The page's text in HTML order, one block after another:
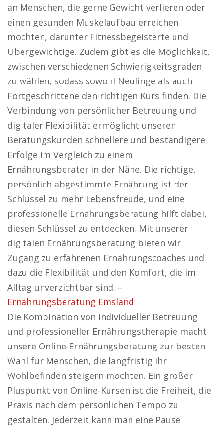
an Menschen, die gerne Gewicht verlieren oder
einen gesunden Muskelaufbau erreichen
möchten, darunter Fitnessbegeisterte und
Übergewichtige. Zudem gibt es die Möglichkeit,
zwischen verschiedenen Schwierigkeitsgraden
zu wählen, sodass sowohl Neulinge als auch
Fortgeschrittene den richtigen Kurs finden. Die
Verbindung von persönlicher Betreuung und
digitaler Flexibilität ermöglicht unseren
Beratungskunden schnellere und beständigere
Erfolge im Vergleich zu einem
Ernährungsberater in der Nähe. Die richtige,
persönlich abgestimmte Ernährung ist der
Schlüssel zu mehr Lebensfreude, und eine
professionelle Ernährungsberatung hilft dabei,
diesen Schlüssel zu entdecken. Mit unserer
digitalen Ernährungsberatung bieten wir
Zugang zu erfahrenen Ernährungscoaches und
dazu die Flexibilität und den Komfort, die im
Alltag unverzichtbar sind. –
Ernährungsberatung Emsland
Die Kombination von individueller Betreuung
und professioneller Ernährungstherapie macht
unsere Online-Ernährungsberatung zur besten
Wahl für Menschen, die langfristig ihr
Wohlbefinden steigern möchten. Ein großer
Pluspunkt von Online-Kursen ist die Freiheit, die
Praxis nach dem persönlichen Tempo zu
gestalten. Jederzeit kann man eine Pause